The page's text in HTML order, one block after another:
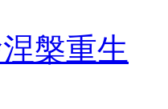
槃重生